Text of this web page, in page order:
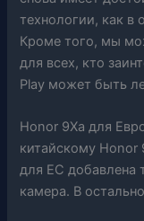
технологии, как
Кроме того, мы
для всех, кто
Play может быть
Honor 9Xa для
китайскому Honor
для ЕС добавлена
камера. В